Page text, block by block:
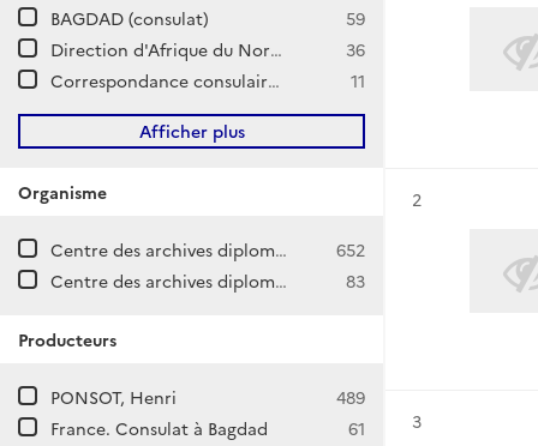
BAGDAD (consulat)
59
Direction d'Afrique du Nord et du Moyen-Orient / Irak
36
Correspondance consulaire et commerciale / BAGDAD
11
Afficher plus
Organisme
Centre des archives diplomatiques de La Courneuve
652
Centre des archives diplomatiques de Nantes
83
Producteurs
PONSOT, Henri
489
France. Consulat à Bagdad
61
Résultat n°
2
Résultat n°
3